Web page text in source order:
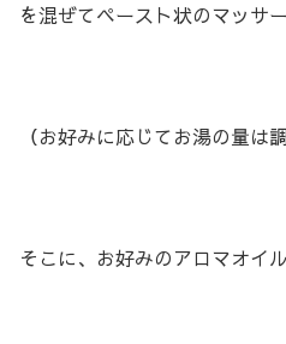
を混ぜてペースト状のマッサ
（お好みに応じてお湯の量は
そこに、お好みのアロマオイ